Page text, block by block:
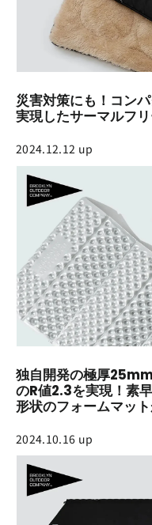
災害対策にも！コン
実現したサーマルフ
2024.12.12 up
独自開発の極厚
のR値2.3を実現！素
形状のフォームマット
2024.10.16 up